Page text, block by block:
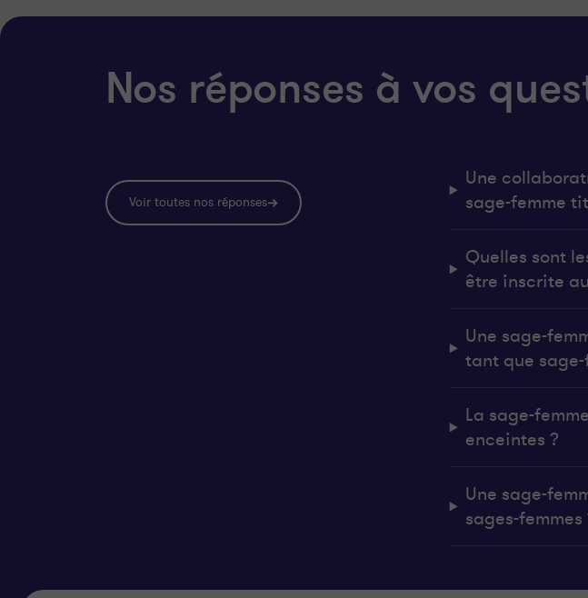
Nos réponses à vos
Voir toutes nos réponses
Une
sage-femme
Quelles sont
être inscrite
Une sage-
tant que sage-
La sage-
enceintes ?
Une sage-
sages-femmes